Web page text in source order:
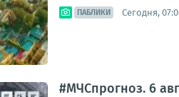
ПАБЛИКИ Сегодня,
#МЧСпрогноз. 6